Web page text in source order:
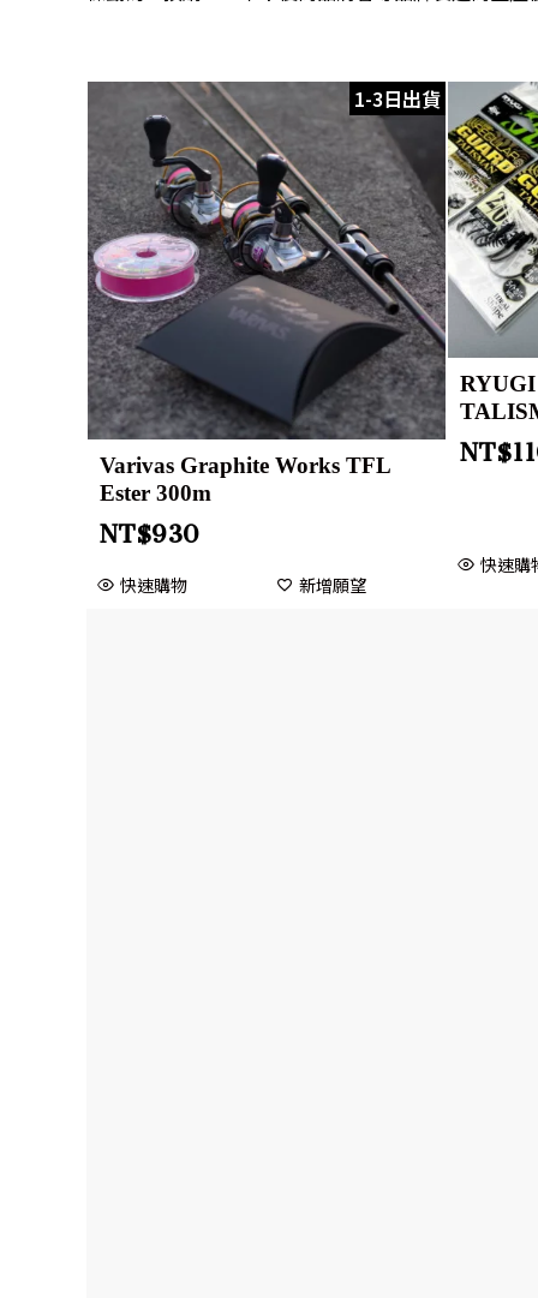
1-3日出貨
Varivas Graphite Works TFL
Ester 300m
NT$930
快速購物 新增願望
NT$
快速購